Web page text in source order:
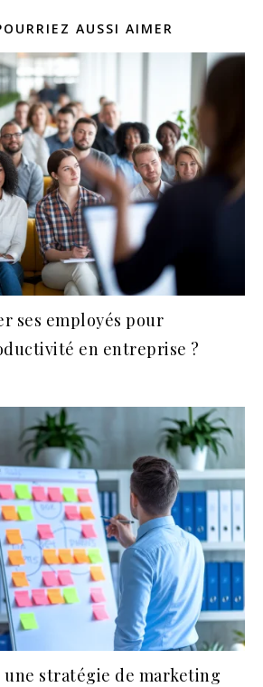
AUSSI AIMER
ses employés pour
en entreprise ?
stratégie de marketing